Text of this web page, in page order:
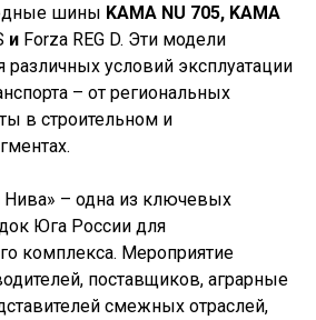
шины KAMA NU 705, KAMA
и Forza REG D. Эти модели
различных условий эксплуатации
– от региональных
в строительном и
Нива» – одна из ключевых
Юга России для
комплекса. Мероприятие
поставщиков, аграрные
смежных отраслей,